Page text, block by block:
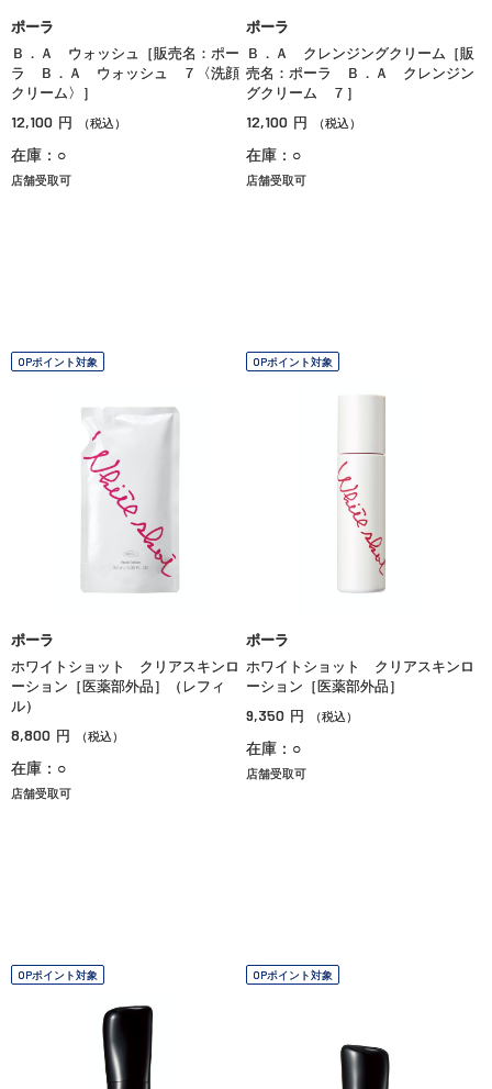
ポーラ
Ｂ．Ａ ウォッシュ［販売名：ポー
ラ Ｂ．Ａ ウォッシュ ７〈洗顔
クリーム〉］
12,100 円 （税込）
在庫：○
店舗受取可
ポーラ
Ｂ．Ａ クレンジングクリーム［販
売名：ポーラ Ｂ．Ａ クレンジン
グクリーム ７］
12,100 円 （税込）
在庫：○
店舗受取可
OPポイント対象
ポーラ
ホワイトショット クリアスキンロ
ーション［医薬部外品］（レフィ
ル）
8,800 円 （税込）
在庫：○
店舗受取可
OPポイント対象
ポーラ
ホワイトショット クリアスキンロ
ーション［医薬部外品］
9,350 円 （税込）
在庫：○
店舗受取可
OPポイント対象 OPポイント対象